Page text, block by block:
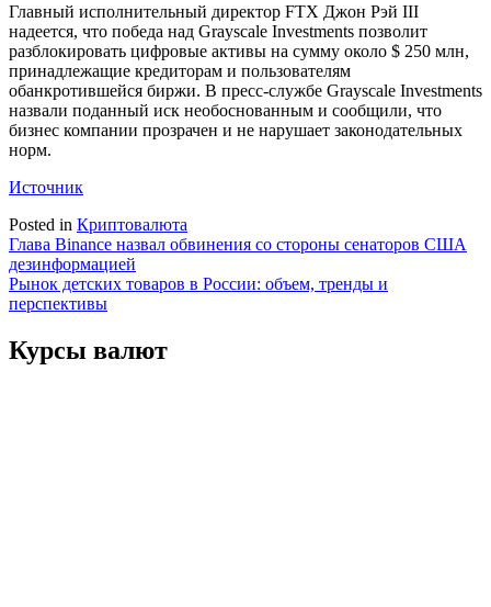
Главный исполнительный директор FTX Джон Рэй III
надеется, что победа над Grayscale Investments позволит
разблокировать цифровые активы на сумму около $ 250 млн,
принадлежащие кредиторам и пользователям
обанкротившейся биржи. В пресс-службе Grayscale Investments
назвали поданный иск необоснованным и сообщили, что
бизнес компании прозрачен и не нарушает законодательных
норм.
Источник
Posted in Криптовалюта
Навигация
по
записям
Глава Binance назвал обвинения со стороны сенаторов США
дезинформацией
Рынок детских товаров в России: объем, тренды и
перспективы
Курсы валют